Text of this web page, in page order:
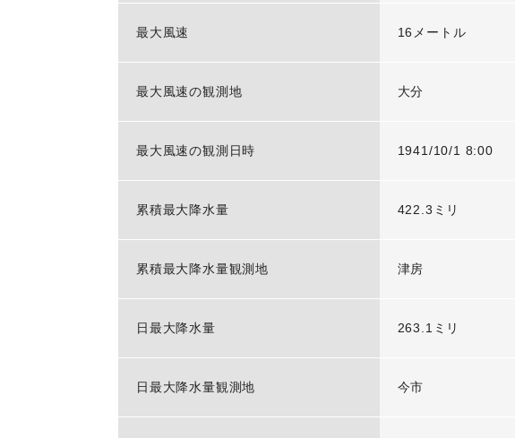
最大風速 16メートル
最大風速の観測地 大分
最大風速の観測日時 1941/10/1 8:00
累積最大降水量 422.3ミリ
累積最大降水量観測地 津房
日最大降水量 263.1ミリ
日最大降水量観測地 今市